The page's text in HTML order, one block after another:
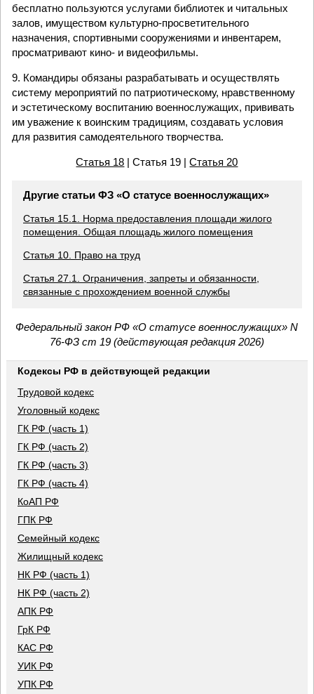
бесплатно пользуются услугами библиотек и читальных
залов, имуществом культурно-просветительного
назначения, спортивными сооружениями и инвентарем,
просматривают кино- и видеофильмы.
9. Командиры обязаны разрабатывать и осуществлять
систему мероприятий по патриотическому, нравственному
и эстетическому воспитанию военнослужащих, прививать
им уважение к воинским традициям, создавать условия
для развития самодеятельного творчества.
Статья 18 | Статья 19 |Статья 20
Другие статьи ФЗ «О статусе военнослужащих»
Статья 15.1. Норма предоставления площади жилого
помещения. Общая площадь жилого помещения
Статья 10. Право на труд
Статья 27.1. Ограничения, запреты и обязанности,
связанные с прохождением военной службы
Федеральный закон РФ «О статусе военнослужащих» N
76-ФЗ ст 19 (действующая редакция 2026)
Кодексы РФ в действующей редакции
Трудовой кодекс
Уголовный кодекс
ГК РФ (часть 1)
ГК РФ (часть 2)
ГК РФ (часть 3)
ГК РФ (часть 4)
КоАП РФ
ГПК РФ
Семейный кодекс
Жилищный кодекс
НК РФ (часть 1)
НК РФ (часть 2)
АПК РФ
ГрК РФ
КАС РФ
УИК РФ
УПК РФ